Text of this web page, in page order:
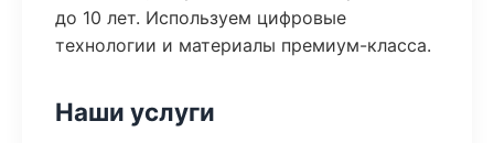
до 10 лет. Используем цифровые
технологии и материалы премиум-класса.
Наши услуги